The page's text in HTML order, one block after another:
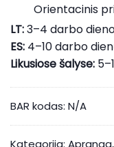
Orientacinis
LT:3–4 darbo
ES: 4–10 darbo
Likusiose šalyse:
BAR kodas: N/A
Kategorija: Apranga,